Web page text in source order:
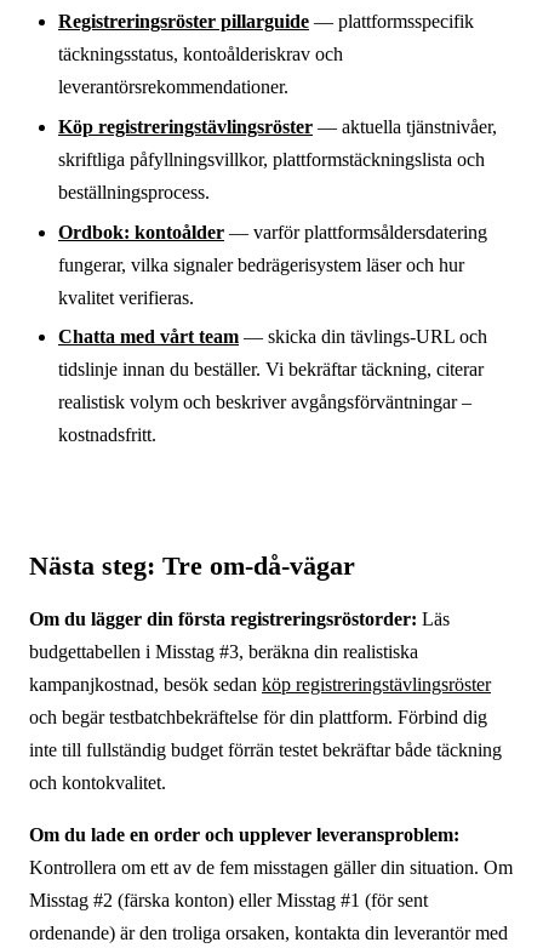
Registreringsröster pillarguide — plattformsspecifik
täckningsstatus, kontoålderiskrav och
leverantörsrekommendationer.
Köp registreringstävlingsröster — aktuella tjänstnivåer,
skriftliga påfyllningsvillkor, plattformstäckningslista och
beställningsprocess.
Ordbok: kontoålder — varför plattformsåldersdatering
fungerar, vilka signaler bedrägerisystem läser och hur
kvalitet verifieras.
Chatta med vårt team — skicka din tävlings-URL och
tidslinje innan du beställer. Vi bekräftar täckning, citerar
realistisk volym och beskriver avgångsförväntningar –
kostnadsfritt.
Nästa steg: Tre om-då-vägar
Om du lägger din första registreringsröstorder: Läs
budgettabellen i Misstag #3, beräkna din realistiska
kampanjkostnad, besök sedan köp registreringstävlingsröster
och begär testbatchbekräftelse för din plattform. Förbind dig
inte till fullständig budget förrän testet bekräftar både täckning
och kontokvalitet.
Om du lade en order och upplever leveransproblem:
Kontrollera om ett av de fem misstagen gäller din situation. Om
Misstag #2 (färska konton) eller Misstag #1 (för sent
ordenande) är den troliga orsaken, kontakta din leverantör med